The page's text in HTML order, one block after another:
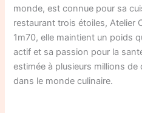
monde, est connue pour sa
restaurant trois étoiles, Atelier
1m70, elle maintient un poids
actif et sa passion pour la
estimée à plusieurs millions
dans le monde culinaire.